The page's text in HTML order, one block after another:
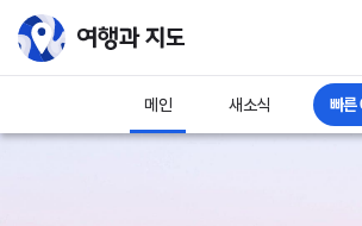
여행과 지도 - 해외렌터
메인 새소식 빠른